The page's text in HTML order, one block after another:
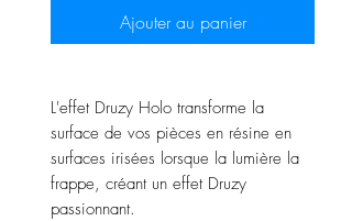
Ajouter au panier
L'effet Druzy Holo transforme la
surface de vos pièces en résine en
surfaces irisées lorsque la lumière la
frappe, créant un effet Druzy
passionnant.